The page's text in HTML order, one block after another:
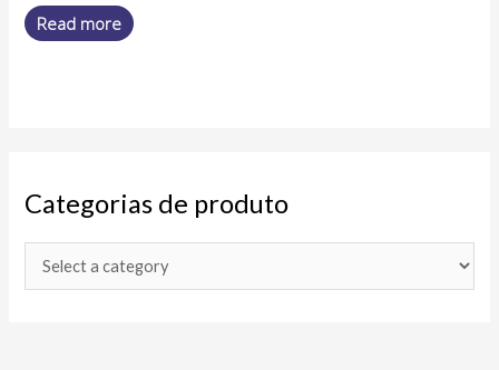
Read more
Categorias de produto